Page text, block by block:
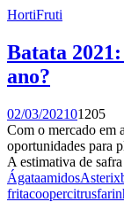
HortiFruti
Batata
ano?
02/03/202101205
Com o mercado em
oportunidades para
A estimativa de
ÁgataamidosAsterix
fritacoopercitrus